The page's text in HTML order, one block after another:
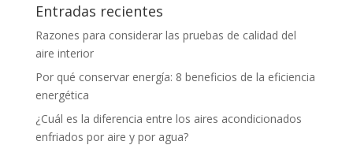
Entradas recientes
Razones para considerar las pruebas de calidad del
aire interior
Por qué conservar energía: 8 beneficios de la eficiencia
energética
¿Cuál es la diferencia entre los aires acondicionados
enfriados por aire y por agua?